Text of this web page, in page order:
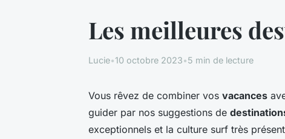
Les meilleures
Lucie•10 octobre 2023•5 min de lecture
Vous rêvez de combiner vos vacances
guider par nos suggestions de
exceptionnels et la culture surf très